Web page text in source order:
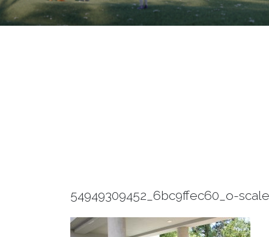
54949309452_6bc9ffec60_o-